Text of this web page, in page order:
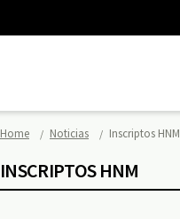
Home Noticias Inscriptos HNM
INSCRIPTOS HNM